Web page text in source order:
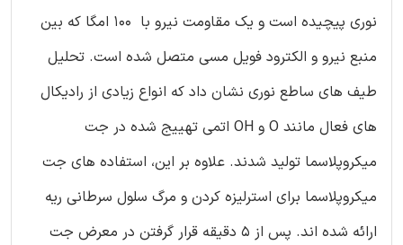
نوری پیچیده است و یک مقاومت نیرو با 100 امگا که بین
منبع نیرو و الکترود فویل مسی متصل شده است. تحلیل
طیف های ساطع نوری نشان داد که انواع زیادی از رادیکال
های فعال مانند O و OH اتمی تهییج شده در جت
میکروپلاسما تولید شدند. علاوه بر این، استفاده های جت
میکروپلاسما برای استرلیزه کردن و مرگ سلول سرطانی ریه
ارائه شده اند. پس از 5 دقیقه قرار گرفتن در معرض جت